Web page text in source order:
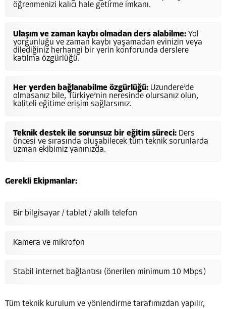
öğrenmenizi kalıcı hale getirme imkanı.
Ulaşım ve zaman kaybı olmadan ders alabilme: Yol
yorgunluğu ve zaman kaybı yaşamadan evinizin veya
dilediğiniz herhangi bir yerin konforunda derslere
katılma özgürlüğü.
Her yerden bağlanabilme özgürlüğü: Uzundere’de
olmasanız bile, Türkiye’nin neresinde olursanız olun,
kaliteli eğitime erişim sağlarsınız.
Teknik destek ile sorunsuz bir eğitim süreci: Ders
öncesi ve sırasında oluşabilecek tüm teknik sorunlarda
uzman ekibimiz yanınızda.
Gerekli Ekipmanlar:
Bir bilgisayar / tablet / akıllı telefon
Kamera ve mikrofon
Stabil internet bağlantısı (önerilen minimum 10 Mbps)
Tüm teknik kurulum ve yönlendirme tarafımızdan yapılır,